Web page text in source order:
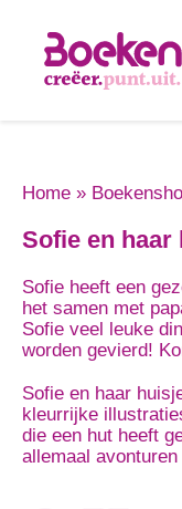
Home »
Sofie en haar
Sofie heeft een
het samen met
Sofie veel leuke
worden gevierd!
Sofie en haar
kleurrijke
die een hut heeft
allemaal avonturen